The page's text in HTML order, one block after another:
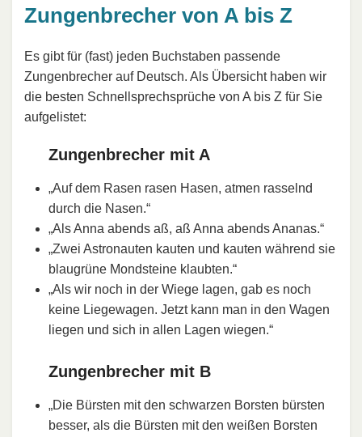
Zungenbrecher von A bis Z
Es gibt für (fast) jeden Buchstaben passende
Zungenbrecher auf Deutsch. Als Übersicht haben wir
die besten Schnellsprechsprüche von A bis Z für Sie
aufgelistet:
Zungenbrecher mit A
„Auf dem Rasen rasen Hasen, atmen rasselnd
durch die Nasen.“
„Als Anna abends aß, aß Anna abends Ananas.“
„Zwei Astronauten kauten und kauten während sie
blaugrüne Mondsteine klaubten.“
„Als wir noch in der Wiege lagen, gab es noch
keine Liegewagen. Jetzt kann man in den Wagen
liegen und sich in allen Lagen wiegen.“
Zungenbrecher mit B
„Die Bürsten mit den schwarzen Borsten bürsten
besser, als die Bürsten mit den weißen Borsten